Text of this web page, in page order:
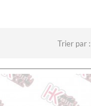
Trier par :